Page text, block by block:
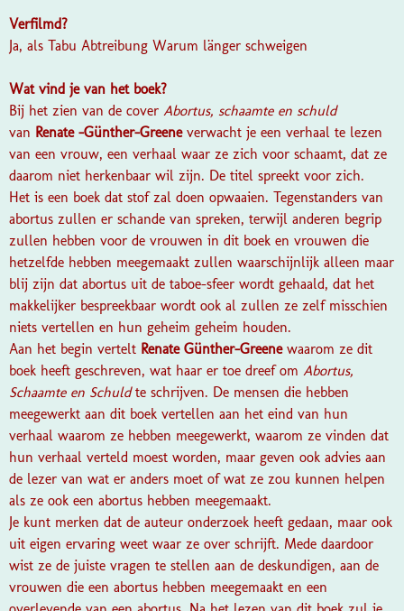
Verfilmd?
Ja, als Tabu Abtreibung Warum länger schweigen
Wat vind je van het boek?
Bij het zien van de cover Abortus, schaamte en schuld
van Renate -Günther-Greeneverwacht je een verhaal te lezen
van een vrouw, een verhaal waar ze zich voor schaamt, dat ze
daarom niet herkenbaar wil zijn. De titel spreekt voor zich.
Het is een boek dat stof zal doen opwaaien. Tegenstanders van
abortus zullen er schande van spreken, terwijl anderen begrip
zullen hebben voor de vrouwen in dit boek en vrouwen die
hetzelfde hebben meegemaakt zullen waarschijnlijk alleen maar
blij zijn dat abortus uit de taboe-sfeer wordt gehaald, dat het
makkelijker bespreekbaar wordt ook al zullen ze zelf misschien
niets vertellen en hun geheim geheim houden.
Aan het begin vertelt Renate Günther-Greenewaarom ze dit
boek heeft geschreven, wat haar er toe dreef om Abortus,
Schaamte en Schuldte schrijven. De mensen die hebben
meegewerkt aan dit boek vertellen aan het eind van hun
verhaal waarom ze hebben meegewerkt, waarom ze vinden dat
hun verhaal verteld moest worden, maar geven ook advies aan
de lezer van wat er anders moet of wat ze zou kunnen helpen
als ze ook een abortus hebben meegemaakt.
Je kunt merken dat de auteur onderzoek heeft gedaan, maar ook
uit eigen ervaring weet waar ze over schrijft. Mede daardoor
wist ze de juiste vragen te stellen aan de deskundigen, aan de
vrouwen die een abortus hebben meegemaakt en een